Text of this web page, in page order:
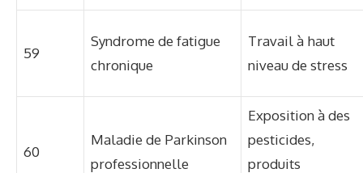
59
Syndrome de fatigue
chronique
Travail à haut
niveau de stress
60
Maladie de Parkinson
professionnelle
Exposition à des
pesticides,
produits